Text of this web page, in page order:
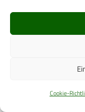
Cookie-
53340
digital@cpm-